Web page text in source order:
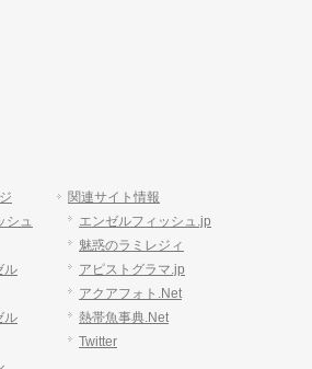
シュ
ル
ル
関連サイト情報
エンゼルフィッシュ.jp
魅惑のラミレジィ
アピストグラマ.jp
アクアフォト.Net
熱帯魚事典.Net
Twitter